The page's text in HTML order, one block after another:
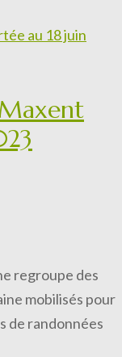
regroupe des
mobilisés pour
de randonnées